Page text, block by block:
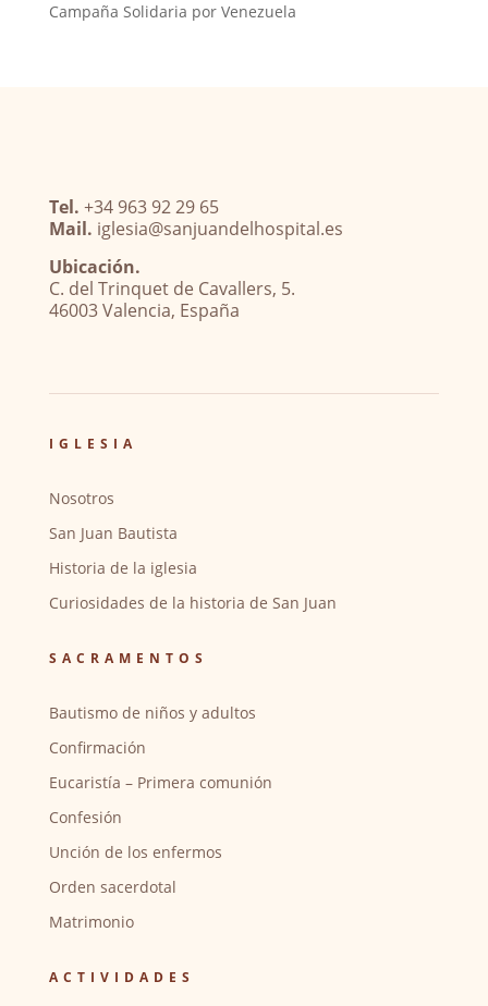
Campaña Solidaria por Venezuela
Tel. +34 963 92 29 65
Mail. iglesia@sanjuandelhospital.es
Ubicación.
C. del Trinquet de Cavallers, 5.
46003 Valencia, España
IGLESIA
Nosotros
San Juan Bautista
Historia de la iglesia
Curiosidades de la historia de San Juan
SACRAMENTOS
Bautismo de niños y adultos
Confirmación
Eucaristía – Primera comunión
Confesión
Unción de los enfermos
Orden sacerdotal
Matrimonio
ACTIVIDADES